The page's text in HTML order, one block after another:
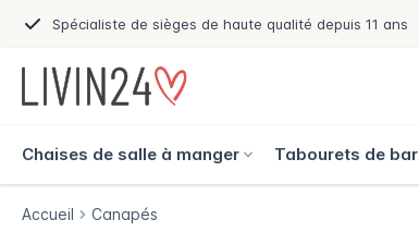
Spécialiste de sièges de haute qualité depuis 11 ans
Chaises de salle à manger Tabourets de bar
Accueil Canapés